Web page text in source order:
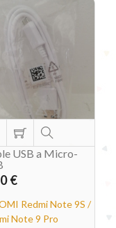
USB a Micro-
€
Redmi Note 9S /
Note 9 Pro